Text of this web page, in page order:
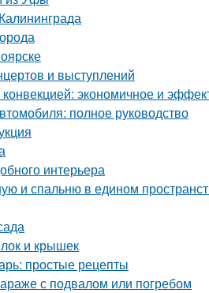
и выступлений
экономичное и
полное руководство
интерьера
и спальню в едином
и крышек
простые рецепты
с подвалом или погребом